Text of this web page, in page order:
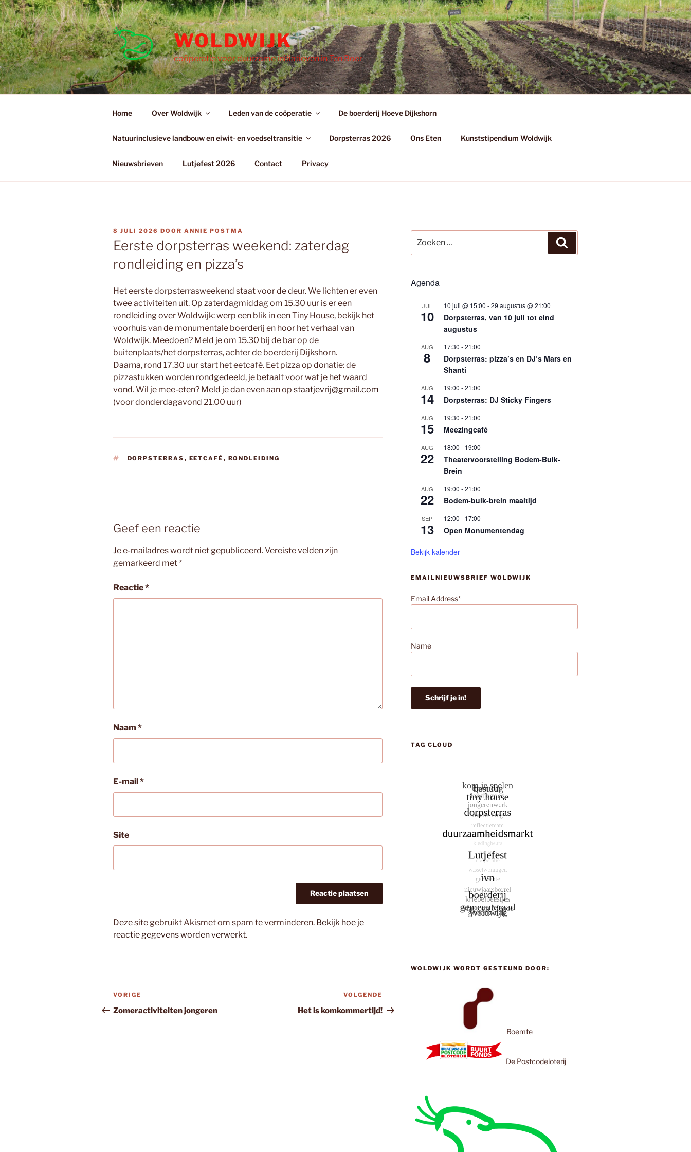
Ga
naar
de
inhoud
WOLDWIJK
coöperatie voor duurzame initiatieven in Ten Boer
Home Over Woldwijk Leden van de coöperatie De boerderij Hoeve Dijkshorn
Natuurinclusieve landbouw en eiwit- en voedseltransitie Dorpsterras 2026 Ons Eten Kunststipendium Woldwijk
Nieuwsbrieven Lutjefest 2026 Contact Privacy
GEPLAATST
OP
8 JULI 2026 DOOR ANNIE POSTMA
Eerste dorpsterras weekend: zaterdag
rondleiding en pizza’s
Het eerste dorpsterrasweekend staat voor de deur. We lichten er even
twee activiteiten uit. Op zaterdagmiddag om 15.30 uur is er een
rondleiding over Woldwijk: werp een blik in een Tiny House, bekijk het
voorhuis van de monumentale boerderij en hoor het verhaal van
Woldwijk. Meedoen? Meld je om 15.30 bij de bar op de
buitenplaats/het dorpsterras, achter de boerderij Dijkshorn.
Daarna, rond 17.30 uur start het eetcafé. Eet pizza op donatie: de
pizzastukken worden rondgedeeld, je betaalt voor wat je het waard
vond. Wil je mee-eten? Meld je dan even aan op staatjevrij@gmail.com
(voor donderdagavond 21.00 uur)
TAGS
DORPSTERRAS , EETCAFÉ , RONDLEIDING
Geef een reactie
Je e-mailadres wordt niet gepubliceerd.Vereiste velden zijn
gemarkeerd met*
Reactie*
Naam *
E-mail*
Site
Deze site gebruikt Akismet om spam te verminderen. Bekijk hoe je
reactie gegevens worden verwerkt.
Bericht
navigatie
Vorig
bericht
VORIGE
Zomeractiviteiten jongeren
bericht
VOLGENDE
Het is komkommertijd!
naar:
Agenda
JUL
10
10 juli @ 15:00 -29 augustus @ 21:00
Dorpsterras, van 10 juli tot eind
augustus
AUG
8
17:30 -21:00
Dorpsterras: pizza’s en DJ’s Mars en
Shanti
AUG
14
19:00 -21:00
Dorpsterras: DJ Sticky Fingers
AUG
15
19:30 -21:00
Meezingcafé
AUG
22
18:00 - 19:00
Theatervoorstelling Bodem-Buik-
Brein
AUG
22
19:00 -21:00
Bodem-buik-brein maaltijd
SEP
13
12:00 - 17:00
Open Monumentendag
Bekijk kalender
EMAILNIEUWSBRIEF WOLDWIJK
Email Address*
Name
TAG CLOUD
WOLDWIJK WORDT GESTEUND DOOR:
Roemte
De Postcodeloterij